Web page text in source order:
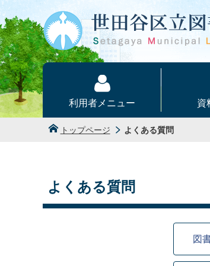
本文へ
利用者メニュー 資
トップページ よくある質問
よくある質問
図